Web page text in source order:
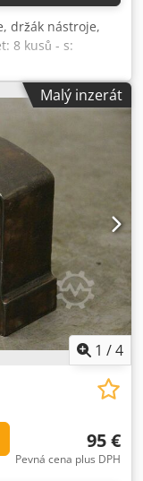
držák nástroje,
8 kusů - s:
M16 - cena:
Al Tjck
Malý inzerát
1 /4
95 €
Pevná cena plus DPH